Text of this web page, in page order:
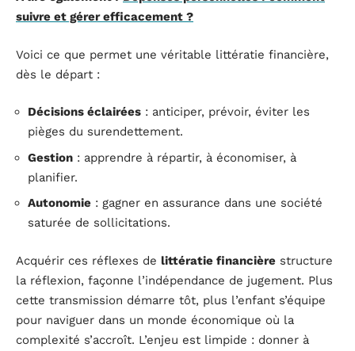
suivre et gérer efficacement ?
Voici ce que permet une véritable littératie financière,
dès le départ :
Décisions éclairées : anticiper, prévoir, éviter les
pièges du surendettement.
Gestion : apprendre à répartir, à économiser, à
planifier.
Autonomie : gagner en assurance dans une société
saturée de sollicitations.
Acquérir ces réflexes de littératie financière structure
la réflexion, façonne l’indépendance de jugement. Plus
cette transmission démarre tôt, plus l’enfant s’équipe
pour naviguer dans un monde économique où la
complexité s’accroît. L’enjeu est limpide : donner à